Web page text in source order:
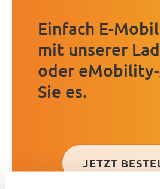
Einfach E-
mit unserer
oder
Sie es.
JETZT